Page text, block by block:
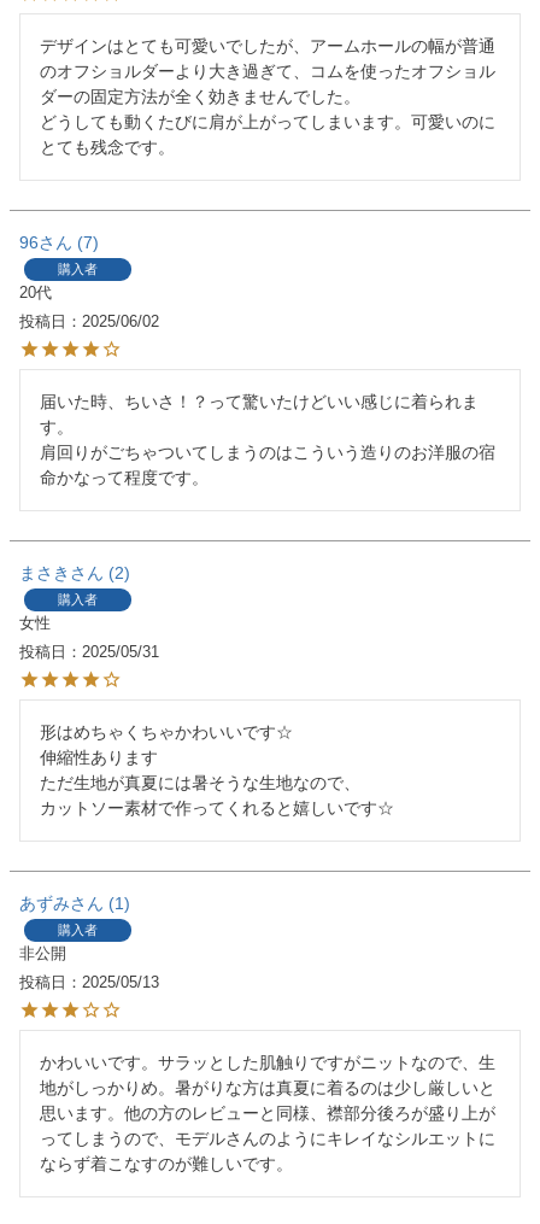
デザインはとても可愛いでしたが、アームホールの幅が普通
のオフショルダーより大き過ぎて、コムを使ったオフショル
ダーの固定方法が全く効きませんでした。
どうしても動くたびに肩が上がってしまいます。可愛いのに
とても残念です。
96 7
購入者
20代
投稿日
2025/06/02
届いた時、ちいさ！？って驚いたけどいい感じに着られま
す。
肩回りがごちゃついてしまうのはこういう造りのお洋服の宿
命かなって程度です。
まさき 2
購入者
女性
投稿日
2025/05/31
形はめちゃくちゃかわいいです☆
伸縮性あります
ただ生地が真夏には暑そうな生地なので、
カットソー素材で作ってくれると嬉しいです☆
あずみ 1
購入者
非公開
投稿日
2025/05/13
かわいいです。サラッとした肌触りですがニットなので、生
地がしっかりめ。暑がりな方は真夏に着るのは少し厳しいと
思います。他の方のレビューと同様、襟部分後ろが盛り上が
ってしまうので、モデルさんのようにキレイなシルエットに
ならず着こなすのが難しいです。